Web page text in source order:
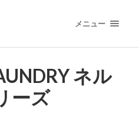
メニュー
ネル
ーズ